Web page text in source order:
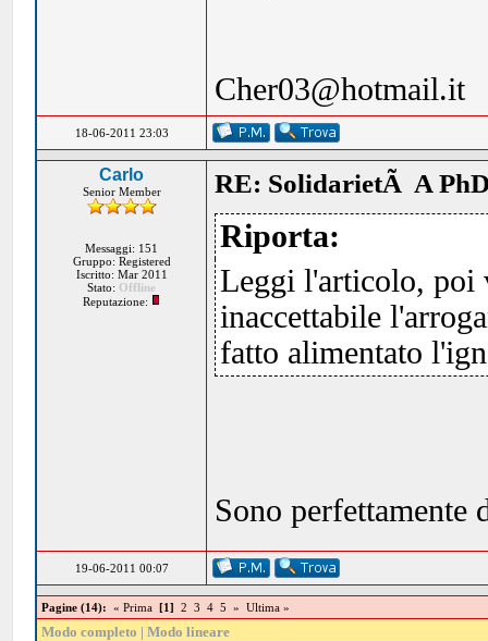
Cher03@hotmail.it
18-06-2011 23:03
Carlo
Senior Member
Messaggi: 151
Gruppo: Registered
Iscritto: Mar 2011
Stato: Offline
Reputazione:
RE: SolidarietÃ A
Riporta:
Leggi l'articolo, poi
inaccettabile
fatto alimentato
Sono perfettamente
19-06-2011 00:07
Pagine (14): « Prima [1] 2 3 4 5 » Ultima »
Modo completo |Modo lineare